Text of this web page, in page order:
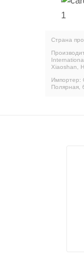
Страна
Xiaoshan,
Импортер:
Полярная,